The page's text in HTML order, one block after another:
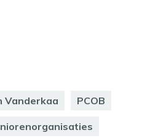
Vanderkaa PCOB